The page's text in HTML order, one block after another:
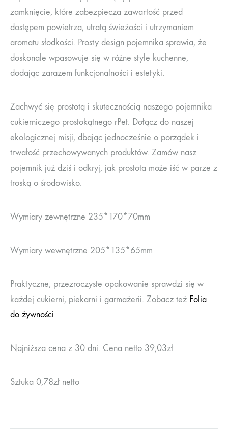
zamknięcie, które zabezpiecza zawartość przed
dostępem powietrza, utratą świeżości i utrzymaniem
aromatu słodkości. Prosty design pojemnika sprawia, że
doskonale wpasowuje się w różne style kuchenne,
dodając zarazem funkcjonalności i estetyki.
Zachwyć się prostotą i skutecznością naszego pojemnika
cukierniczego prostokątnego rPet. Dołącz do naszej
ekologicznej misji, dbając jednocześnie o porządek i
trwałość przechowywanych produktów. Zamów nasz
pojemnik już dziś i odkryj, jak prostota może iść w parze z
troską o środowisko.
Wymiary zewnętrzne 235*170*70mm
Wymiary wewnętrzne 205*135*65mm
Praktyczne, przezroczyste opakowanie sprawdzi się w
każdej cukierni, piekarni i garmażerii. Zobacz też Folia
do żywności
Najniższa cena z 30 dni. Cena netto 39,03zł
Sztuka 0,78zł netto